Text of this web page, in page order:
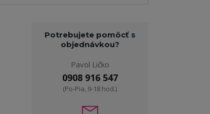
Potrebujete pomôcť s
objednávkou?
Pavol Ličko
0908 916 547
(Po-Pia, 9-18 hod.)